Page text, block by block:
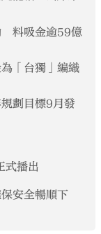
料吸金逾59億
「台獨」編織
劃目標9月發
式播出
安全暢順下